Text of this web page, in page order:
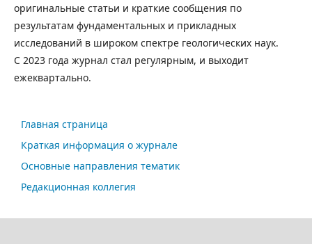
оригинальные статьи и краткие сообщения по
результатам фундаментальных и прикладных
исследований в широком спектре геологических наук.
С 2023 года журнал стал регулярным, и выходит
ежеквартально.
Главная страница
Краткая информация о журнале
Основные направления тематик
Редакционная коллегия